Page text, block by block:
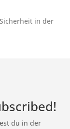
in der
du in der